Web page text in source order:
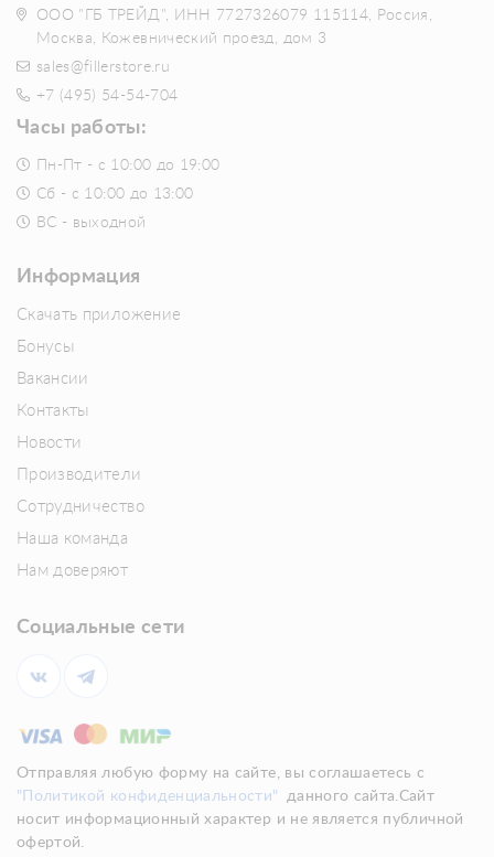
ООО "ГБ ТРЕЙД", ИНН 7727326079 115114, Россия,
Москва, Кожевнический проезд, дом 3
sales@fillerstore.ru
+7 (495) 54-54-704
Часы работы:
Пн-Пт - с 10:00 до 19:00
Сб - с 10:00 до 13:00
ВС - выходной
Информация
Скачать приложение
Бонусы
Вакансии
Контакты
Новости
Производители
Сотрудничество
Наша команда
Нам доверяют
Социальные сети
Отправляя любую форму на сайте, вы соглашаетесь с
"Политикой конфиденциальности"
данного сайта.Сайт
носит информационный характер и не является публичной
офертой.